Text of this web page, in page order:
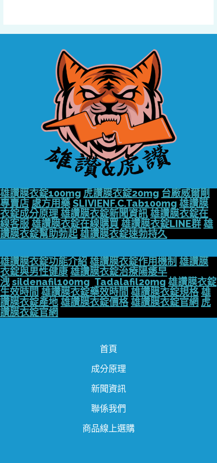
雄讚膜衣錠100mg 虎讚膜衣錠20mg 台廠威爾剛
專賣店 處方用藥 SLIVIENF.C.Tab100mg 雄讚膜
衣錠成分原理 雄讚膜衣錠新聞資訊 雄讚膜衣錠在
線客服 雄讚膜衣錠在線購買 雄讚膜衣錠LINE群 雄
讚膜衣錠幫助勃起 雄讚膜衣錠速勃持久
雄讚膜衣錠功能介紹 雄讚膜衣錠作用機制 雄讚膜
衣錠與男性健康 雄讚膜衣錠治療陽痿早
洩 sildenafil100mg Tadalafil20mg 雄讚膜衣錠
生效時間 雄讚膜衣錠藥效時間 雄讚膜衣錠規格 雄
讚膜衣錠產地 雄讚膜衣錠價格 雄讚膜衣錠官網 虎
讚膜衣錠官網
首頁
成分原理
新聞資訊
聯係我們
商品線上選購